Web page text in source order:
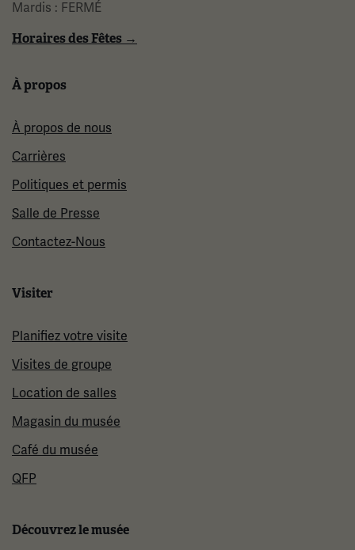
Mardis : FERMÉ
Horaires des Fêtes →
À propos
À propos de nous
Carrières
Politiques et permis
Salle de Presse
Contactez-Nous
Visiter
Planifiez votre visite
Visites de groupe
Location de salles
Magasin du musée
Café du musée
QFP
Découvrez le musée